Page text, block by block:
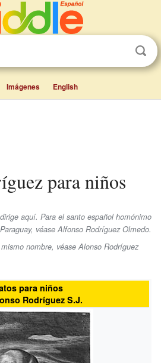
Imágenes English
para niños
aquí. Para el santo español homónimo
véase Alfonso Rodríguez Olmedo.
nombre, véase Alonso Rodríguez
para niños
Rodríguez S.J.